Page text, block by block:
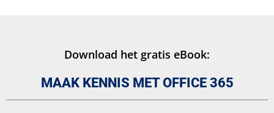
Download het gratis eBook:
MAAK KENNIS MET OFFICE 365